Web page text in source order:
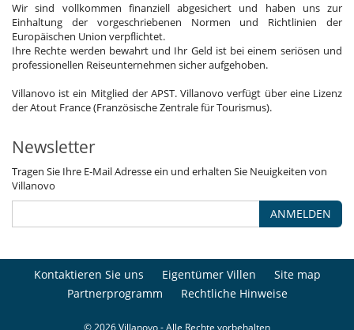
Wir sind vollkommen finanziell abgesichert und haben uns zur
Einhaltung der vorgeschriebenen Normen und Richtlinien der
Europäischen Union verpflichtet.
Ihre Rechte werden bewahrt und Ihr Geld ist bei einem seriösen und
professionellen Reiseunternehmen sicher aufgehoben.
Villanovo ist ein Mitglied der APST. Villanovo verfügt über eine Lizenz
der Atout France (Französische Zentrale für Tourismus).
Newsletter
Tragen Sie Ihre E-Mail Adresse ein und erhalten Sie Neuigkeiten von
Villanovo
ANMELDEN
Kontaktieren Sie uns Eigentümer Villen
Site map
Partnerprogramm
Rechtliche Hinweise